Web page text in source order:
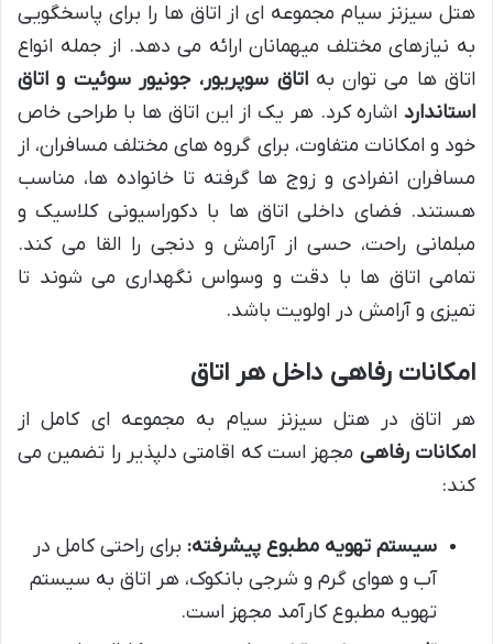
هتل سیزنز سیام مجموعه ای از اتاق ها را برای پاسخگویی
به نیازهای مختلف میهمانان ارائه می دهد. از جمله انواع
اتاق ها می توان بهاتاق سوپریور، جونیور سوئیت و اتاق
استاندارد اشاره کرد. هر یک از این اتاق ها با طراحی خاص
خود و امکانات متفاوت، برای گروه های مختلف مسافران، از
مسافران انفرادی و زوج ها گرفته تا خانواده ها، مناسب
هستند. فضای داخلی اتاق ها با دکوراسیونی کلاسیک و
مبلمانی راحت، حسی از آرامش و دنجی را القا می کند.
تمامی اتاق ها با دقت و وسواس نگهداری می شوند تا
تمیزی و آرامش در اولویت باشد.
امکانات رفاهی داخل هر اتاق
هر اتاق در هتل سیزنز سیام به مجموعه ای کامل از
امکانات رفاهی مجهز است که اقامتی دلپذیر را تضمین می
کند:
سیستم تهویه مطبوع پیشرفته: برای راحتی کامل در
آب و هوای گرم و شرجی بانکوک، هر اتاق به سیستم
تهویه مطبوع کارآمد مجهز است.